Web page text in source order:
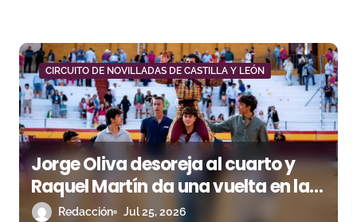
a
d
a
s
CIRCUITO DE NOVILLADAS DE CASTILLA Y LEÓN
Jorge Oliva desoreja al cuarto y
Raquel Martín da una vuelta en la
semifinal de Roa de Duero
Redacción Jul 25, 2026